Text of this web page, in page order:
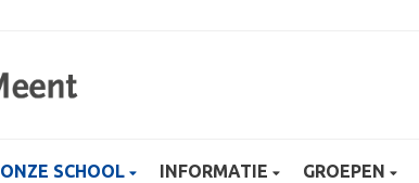
ONZE SCHOOL INFORMATIE GROEPEN